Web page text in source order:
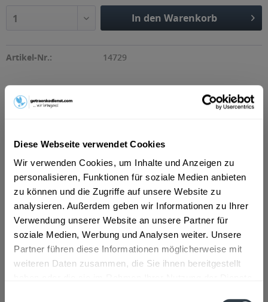
Diese Webseite verwendet Cookies
Wir verwenden Cookies, um Inhalte und Anzeigen zu
personalisieren, Funktionen für soziale Medien anbieten
zu können und die Zugriffe auf unsere Website zu
analysieren. Außerdem geben wir Informationen zu Ihrer
Verwendung unserer Website an unsere Partner für
soziale Medien, Werbung und Analysen weiter. Unsere
Partner führen diese Informationen möglicherweise mit
weiteren Daten zusammen, die Sie ihnen bereitgestellt
1 In den Warenkorb
Artikel-Nr.: 14729
Beschreibung
Zutaten und Allergene
Wasser, WEIZENMALZ, GERSTENMALZ, Hopfenmehr
Lebensmittelunternehmer
Privatbrauerei ERDINGER Weißbärmehr
Alkoholgehalt